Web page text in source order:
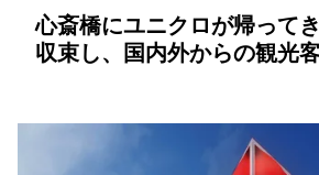
心斎橋にユニクロが帰って
収束し、国内外からの観光